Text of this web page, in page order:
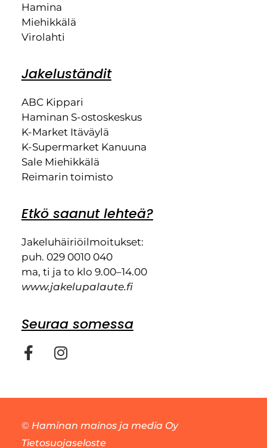
Hamina
Miehikkälä
Virolahti
Jakeluständit
ABC Kippari
Haminan S-ostoskeskus
K-Market Itäväylä
K-Supermarket Kanuuna
Sale Miehikkälä
Reimarin toimisto
Etkö saanut lehteä?
Jakeluhäiriöilmoitukset:
puh. 029 0010 040
ma, ti ja to klo 9.00–14.00
www.jakelupalaute.fi
Seuraa somessa
© Haminan mainos ja media Oy
Tietosuojaseloste